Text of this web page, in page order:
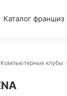
Каталог франшиз
Компьютерные клубы